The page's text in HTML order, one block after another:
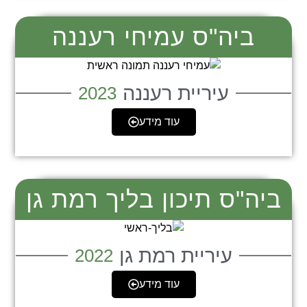
ביה"ס עמיחי רעננה
עיריית רעננה 2023
עוד מידע
ביה"ס תיכון בליך רמת גן
עיריית רמת גן 2022
עוד מידע